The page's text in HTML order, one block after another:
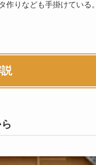
作りなども手掛けている。